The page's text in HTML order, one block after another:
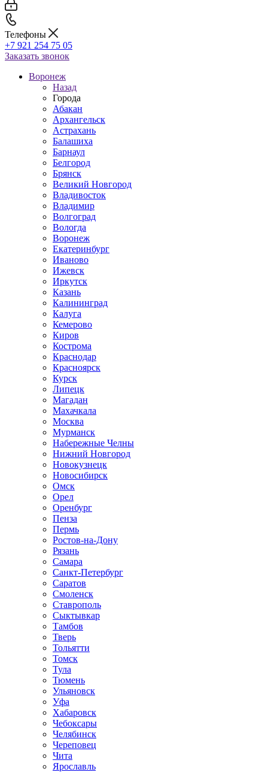
Телефоны
+7 921 254 75 05
Заказать звонок
Воронеж
Назад
Города
Абакан
Архангельск
Астрахань
Балашиха
Барнаул
Белгород
Брянск
Великий Новгород
Владивосток
Владимир
Волгоград
Вологда
Воронеж
Екатеринбург
Иваново
Ижевск
Иркутск
Казань
Калининград
Калуга
Кемерово
Киров
Кострома
Краснодар
Красноярск
Курск
Липецк
Магадан
Махачкала
Москва
Мурманск
Набережные Челны
Нижний Новгород
Новокузнецк
Новосибирск
Омск
Орел
Оренбург
Пенза
Пермь
Ростов-на-Дону
Рязань
Самара
Санкт-Петербург
Саратов
Смоленск
Ставрополь
Сыктывкар
Тамбов
Тверь
Тольятти
Томск
Тула
Тюмень
Ульяновск
Уфа
Хабаровск
Чебоксары
Челябинск
Череповец
Чита
Ярославль